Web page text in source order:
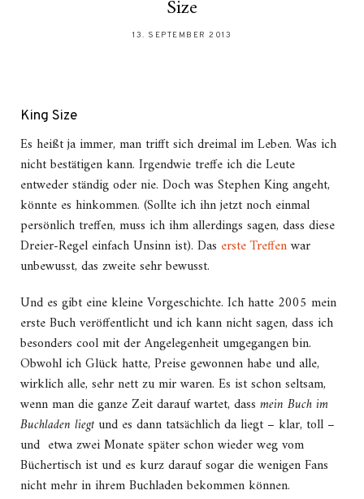
Size
13. SEPTEMBER 2013
King Size
Es heißt ja immer, man trifft sich dreimal im Leben. Was ich
nicht bestätigen kann. Irgendwie treffe ich die Leute
entweder ständig oder nie. Doch was Stephen King angeht,
könnte es hinkommen. (Sollte ich ihn jetzt noch einmal
persönlich treffen, muss ich ihm allerdings sagen, dass diese
Dreier-Regel einfach Unsinn ist). Das erste Treffenwar
unbewusst, das zweite sehr bewusst.
Und es gibt eine kleine Vorgeschichte. Ich hatte 2005 mein
erste Buch veröffentlicht und ich kann nicht sagen, dass ich
besonders cool mit der Angelegenheit umgegangen bin.
Obwohl ich Glück hatte, Preise gewonnen habe und alle,
wirklich alle, sehr nett zu mir waren. Es ist schon seltsam,
wenn man die ganze Zeit darauf wartet, dass mein Buch im
Buchladen liegtund es dann tatsächlich da liegt – klar, toll –
und etwa zwei Monate später schon wieder weg vom
Büchertisch ist und es kurz darauf sogar die wenigen Fans
nicht mehr in ihrem Buchladen bekommen können.